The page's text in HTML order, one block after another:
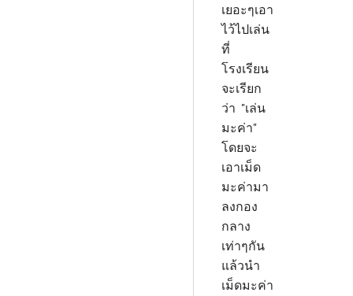
เยอะๆเอา
ไว้ไปเล่น
ที่
โรงเรียน
จะเรียก
ว่า "เล่น
มะค่า"
โดยจะ
เอาเม็ด
มะค่ามา
ลงกอง
กลาง
เท่าๆกัน
แล้วนำ
เม็ดมะค่า